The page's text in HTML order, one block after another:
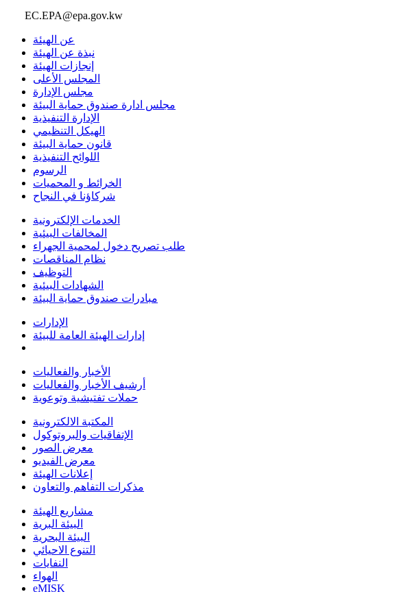
EC.EPA@epa.gov.kw
عن الهيئة
نبذة عن الهيئة
إنجازات الهيئة
المجلس الأعلى
مجلس الإدارة
مجلس ادارة صندوق حماية البيئة
الإدارة التنفيذية
الهيكل التنظيمي
قانون حماية البيئة
اللوائح التنفيذية
الرسوم
الخرائط و المحميات
شركاؤنا في النجاح
الخدمات الإلكترونية
المخالفات البيئية
طلب تصريح دخول لمحمية الجهراء
نظام المناقصات
التوظيف
الشهادات البيئية
مبادرات صندوق حماية البيئة
الإدارات
إدارات الهيئة العامة للبيئة
الأخبار والفعاليات
أرشيف الأخبار والفعاليات
حملات تفتيشية وتوعوية
المكتبة الالكترونية
الإتفاقيات والبروتوكول
معرض الصور
معرض الفيديو
إعلانات الهيئة
مذكرات التفاهم والتعاون
مشاريع الهيئة
البيئة البرية
البيئة البحرية
التنوع الاحيائي
النفايات
الهواء
eMISK